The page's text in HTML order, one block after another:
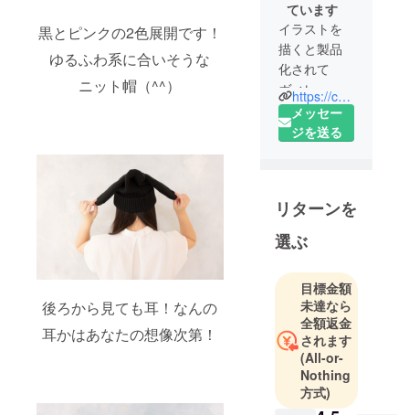
黒とピンクの2色展開です！
ゆるふわ系に合いそうな
ニット帽（^^）
後ろから見ても耳！なんの
耳かはあなたの想像次第！
ています
イラストを
描くと製品
化されて
ヴィレッジ
ヴァンガー
ドで売られ
レッジヴァ
ンガード協
⼒による、
個⼈でも企
業でもグ
ループでも
応募可能な
無差別級の
企画コンペ
です。
投稿された
https://camp-fire.jp/pages/villagevanguard
メッセー
ジを送る
リターンを
選ぶ
目標金額
未達なら
全額返金
されます
(All-or-
Nothing
方式)